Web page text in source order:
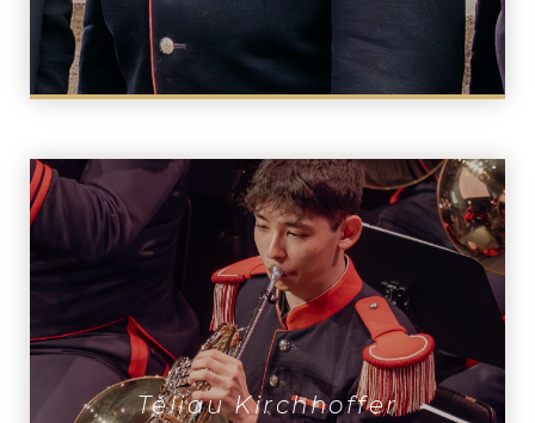
Téliau Kirchhoffer